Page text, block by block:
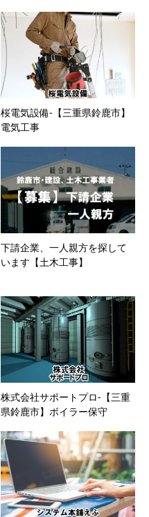
桜電気設備-【三重県鈴鹿市】
電気工事
下請企業、一人親方を探して
います【土木工事】
株式会社サポートプロ-【三重
県鈴鹿市】ボイラー保守